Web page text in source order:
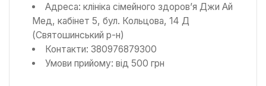
Адреса: клініка сімейного здоров’я Джи Ай
Мед, кабінет 5, бул. Кольцова, 14 Д
(Святошинський р-н)
Контакти: 380976879300
Умови прийому: від 500 грн